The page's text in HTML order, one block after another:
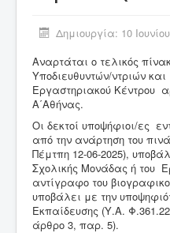
Δραστηριότητες
Σύνδεσμοι
Επικοινωνία
Δημιουργία: 10
Αναρτάται ο τελικός
Υποδιευθυντών/ντριών
Εργαστηριακού Κέντρου
Α΄Αθήνας.
Οι δεκτοί υποψήφιοι/ες
από την ανάρτηση του
Πέμτπη 12-06-2025),
Σχολικής Μονάδας ή του
αντίγραφο του
υποβάλει με την
Εκπαίδευσης (Υ.Α.
άρθρο 3, παρ. 5).